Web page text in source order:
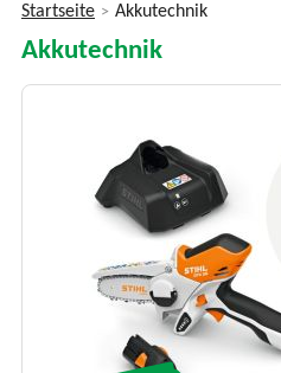
Sie
sind
hier
Startseite > Akkutechnik
Akkutechnik